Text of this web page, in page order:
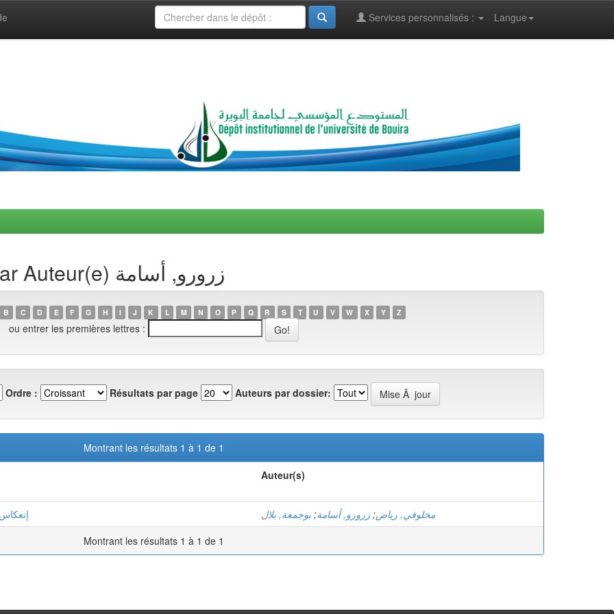
Langue
Services personnalisés :
Navigation de collection par Auteur(e) زرورو, أسامة
B C D E F G H I J K L M N O P Q R S T U V W X Y Z
ou entrer les premières lettres :
Ordre : Résultats par page Auteurs par dossier:
Montrant les résultats 1 à 1 de 1
Auteur(s)
مخلوفي, رياض; زرورو, أسامة; بوجمعة, بلال
Montrant les résultats 1 à 1 de 1